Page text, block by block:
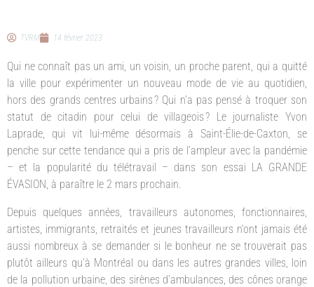
TVRM 14 février 2023
Qui ne connaît pas un ami, un voisin, un proche parent, qui a quitté
la ville pour expérimenter un nouveau mode de vie au quotidien,
hors des grands centres urbains ? Qui n’a pas pensé à troquer son
statut de citadin pour celui de villageois ? Le journaliste Yvon
Laprade, qui vit lui-même désormais à Saint-Élie-de-Caxton, se
penche sur cette tendance qui a pris de l’ampleur avec la pandémie
– et la popularité du télétravail – dans son essai LA GRANDE
ÉVASION, à paraître le 2 mars prochain.
Depuis quelques années, travailleurs autonomes, fonctionnaires,
artistes, immigrants, retraités et jeunes travailleurs n’ont jamais été
aussi nombreux à se demander si le bonheur ne se trouverait pas
plutôt ailleurs qu’à Montréal ou dans les autres grandes villes, loin
de la pollution urbaine, des sirènes d’ambulances, des cônes orange